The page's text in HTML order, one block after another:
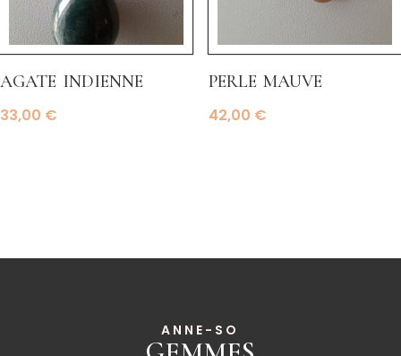
agate indienne
33,00 €
perle mauve
42,00 €
ANNE-SO